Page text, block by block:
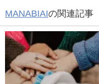
MANABIAI の関連記事